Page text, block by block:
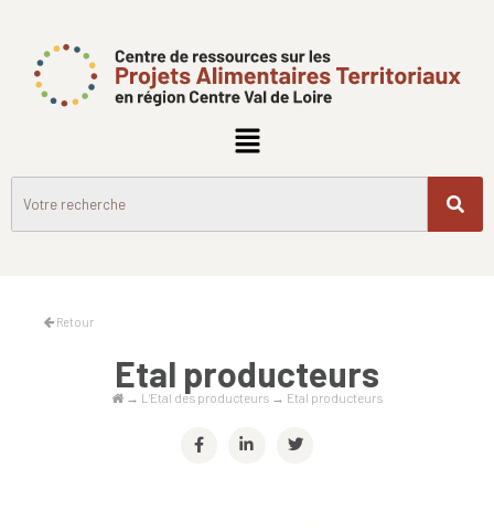
Retour
Etal producteurs
→ L’Etal des producteurs → Etal producteurs